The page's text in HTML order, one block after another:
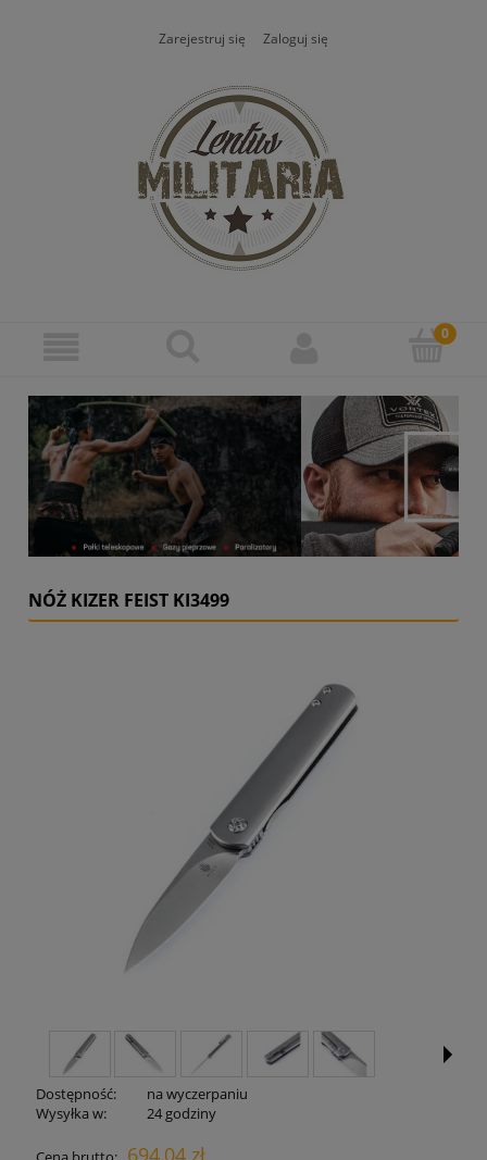
Zarejestruj się Zaloguj się
NÓŻ KIZER FEIST KI3499
Dostępność:
na wyczerpaniu
Wysyłka w:
24 godziny
694,04 zł